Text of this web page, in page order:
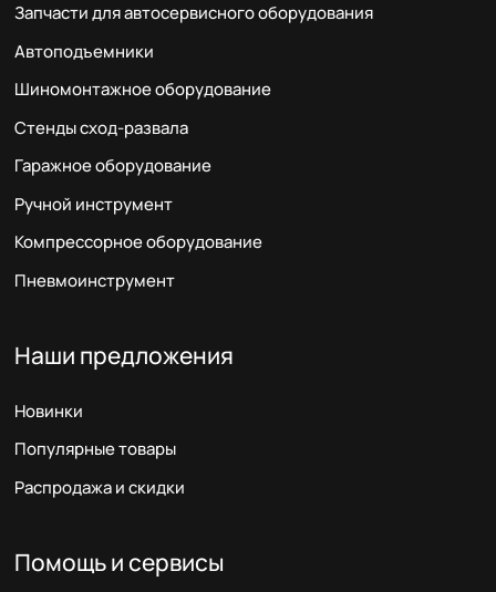
Запчасти для автосервисного оборудования
Автоподъемники
Шиномонтажное оборудование
Стенды сход-развала
Гаражное оборудование
Ручной инструмент
Компрессорное оборудование
Пневмоинструмент
Наши предложения
Новинки
Популярные товары
Распродажа и скидки
Помощь и сервисы